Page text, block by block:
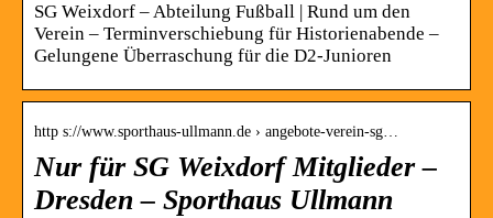
SG Weixdorf – Abteilung Fußball | Rund um den
Verein – Terminverschiebung für Historienabende –
Gelungene Überraschung für die D2-Junioren
http s://www.sporthaus-ullmann.de › angebote-verein-sg…
Nur für SG Weixdorf Mitglieder –
Dresden – Sporthaus Ullmann